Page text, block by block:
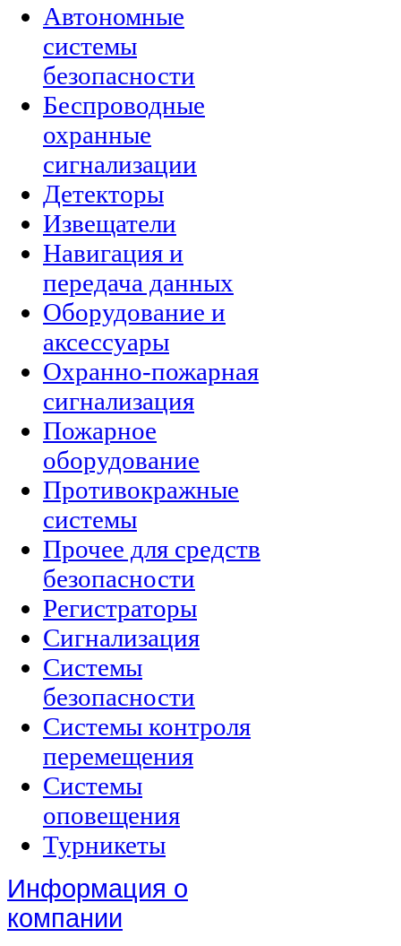
Автономные
системы
безопасности
Беспроводные
охранные
сигнализации
Детекторы
Извещатели
Навигация и
передача данных
Оборудование и
аксессуары
Охранно-пожарная
сигнализация
Пожарное
оборудование
Противокражные
системы
Прочее для средств
безопасности
Регистраторы
Сигнализация
Системы
безопасности
Системы контроля
перемещения
Системы
оповещения
Турникеты
Информация о
компании